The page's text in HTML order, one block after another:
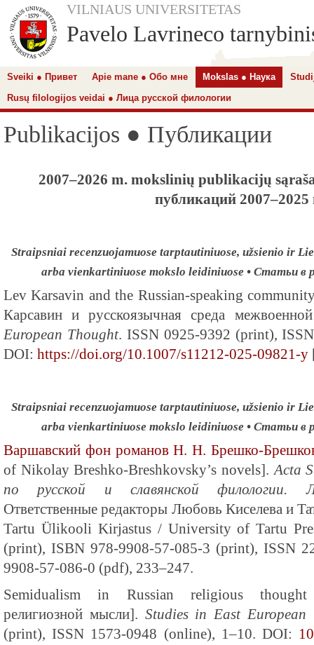
VILNIAUS UNIVERSITETAS
Pavelo Lavrineco
Sveiki ● Привет Apie mane ● Обо мне Mokslas ● Наука
Rusų filologijos veidai ● Лица русской филологии
Publikacijos ● Публикации
2007–2026 m. mokslinių publikacijų
публикаций 2007–2025
Straipsniai recenzuojamuose tarptautiniuose, užsienio ir
arba vienkartiniuose mokslo leidiniuose • Статьи в
Lev Karsavin and the Russian-speaking
Карсавин и русскоязычная среда
European Thought. ISSN 0925-9392 (print),
DOI: https://doi.org/10.1007/s11212-025-09821-y
Straipsniai recenzuojamuose tarptautiniuose, užsienio ir
arba vienkartiniuose mokslo leidiniuose • Статьи в
Варшавский фон романов Н. Н. Брешко-
of Nikolay Breshko-Breshkovsky’s novels]. Acta
по русской и славянской филологии.
Ответственные редакторы Любовь Киселева и
Tartu Ülikooli Kirjastus / University of Tartu
(print), ISBN 978-9908-57-085-3 (print), ISSN
9908-57-086-0 (pdf), 233–247.
Semidualism in Russian religious thought
религиозной мысли]. Studies in East European
(print), ISSN 1573-0948 (online), 1–10. DOI: